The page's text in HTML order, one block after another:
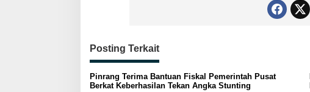
Posting Terkait
Pinrang Terima Bantuan Fiskal Pemerintah Pusat
Berkat Keberhasilan Tekan Angka Stunting